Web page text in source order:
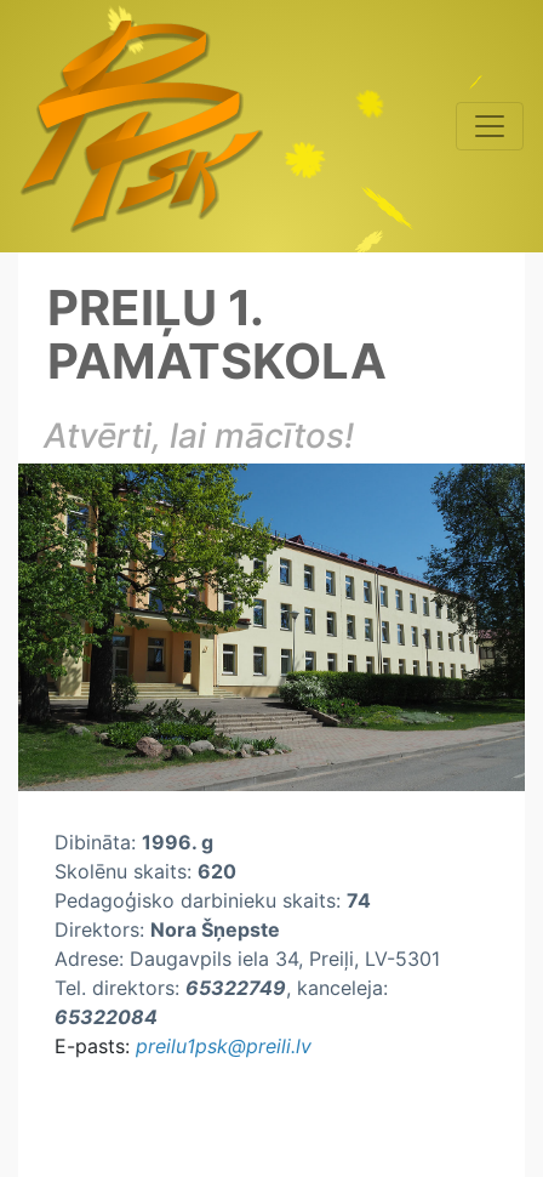
PREIĻU 1.
PAMATSKOLA
Atvērti, lai mācītos!
Dibināta: 1996. g
Skolēnu skaits: 620
Pedagoģisko darbinieku skaits: 74
Direktors: Nora Šņepste
Adrese: Daugavpils iela 34, Preiļi, LV-5301
Tel. direktors: 65322749, kanceleja:
65322084
E-pasts: preilu1psk@preili.lv